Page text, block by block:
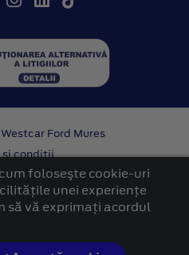
Ford Mures
si conditii
cookies
de Workleto
foloseşte cookie-uri
unei experiențe
să vă exprimați acordul